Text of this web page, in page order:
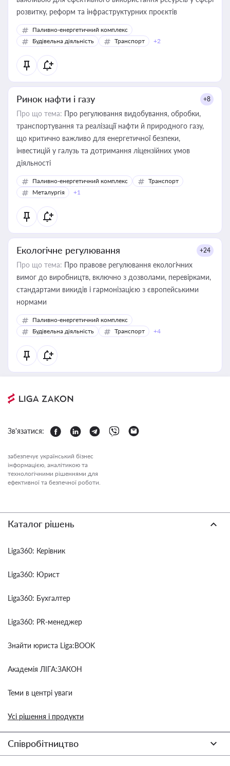
розвитку, реформ та інфраструктурних проєктів
Паливно-енергетичний комплекс
Будівельна діяльність
Транспорт +2
Ринок нафти і газу +8
Про що тема: Про регулювання видобування, обробки,
транспортування та реалізації нафти й природного газу,
що критично важливо для енергетичної безпеки,
інвестицій у галузь та дотримання ліцензійних умов
діяльності
Паливно-енергетичний комплекс
Транспорт
Металургія
+1
Екологічне регулювання +24
Про що тема: Про правове регулювання екологічних
вимог до виробництв, включно з дозволами, перевірками,
стандартами викидів і гармонізацією з європейськими
нормами
Паливно-енергетичний комплекс
Будівельна діяльність
Транспорт +4
Зв'язатися:
забезпечує український бізнес
інформацією, аналітикою та
технологічними рішеннями для
ефективної та безпечної роботи.
Каталог рішень
Liga360: Керівник
Liga360: Юрист
Liga360: Бухгалтер
Liga360: PR-менеджер
Знайти юриста Liga:BOOK
Академія ЛІГА:ЗАКОН
Теми в центрі уваги
Усі рішення і продукти
Співробітництво